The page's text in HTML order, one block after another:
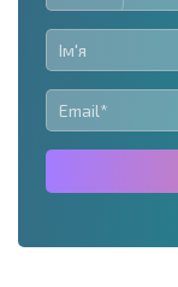
STATES
+1